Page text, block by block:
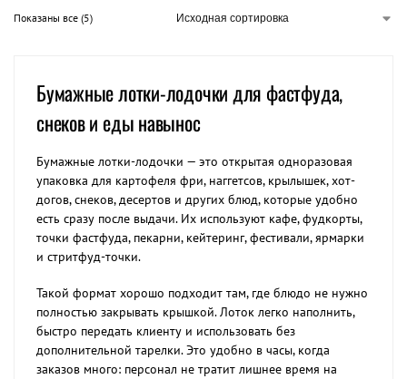
Показаны все (5)
Бумажные лотки-лодочки для фастфуда,
снеков и еды навынос
Бумажные лотки-лодочки — это открытая одноразовая
упаковка для картофеля фри, наггетсов, крылышек, хот-
догов, снеков, десертов и других блюд, которые удобно
есть сразу после выдачи. Их используют кафе, фудкорты,
точки фастфуда, пекарни, кейтеринг, фестивали, ярмарки
и стритфуд-точки.
Такой формат хорошо подходит там, где блюдо не нужно
полностью закрывать крышкой. Лоток легко наполнить,
быстро передать клиенту и использовать без
дополнительной тарелки. Это удобно в часы, когда
заказов много: персонал не тратит лишнее время на